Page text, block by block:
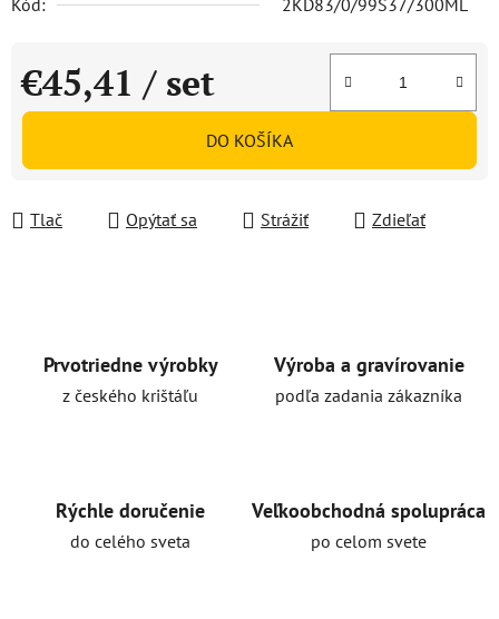
Kód:
2KD83/0/99S37/300ML
€45,41 / set
Jednotková cena:
DO KOŠÍKA
Tlač Opýtať sa Strážiť Zdieľať
Prvotriedne výrobky
z českého krištáľu
Výroba a gravírovanie
podľa zadania zákazníka
Rýchle doručenie
do celého sveta
Veľkoobchodná spolupráca
po celom svete